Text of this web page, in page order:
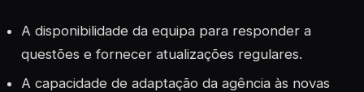
A disponibilidade da equipa para responder a
questões e fornecer atualizações regulares.
A capacidade de adaptação da agência às novas